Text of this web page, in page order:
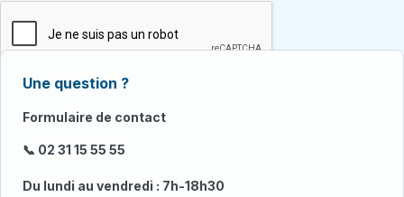
Une question ?
Formulaire de contact
📞 02 31 15 55 55
Du lundi au vendredi : 7h-18h30